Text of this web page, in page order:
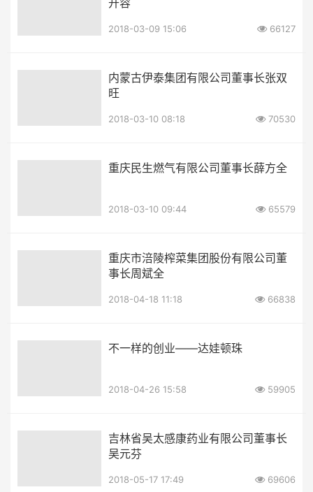
2018-03-09 15:06 66127
内蒙古伊泰集团有限公司董事长张双
旺
2018-03-10 08:18 70530
重庆民生燃气有限公司董事长薛方全
2018-03-10 09:44 65579
重庆市涪陵榨菜集团股份有限公司董
事长周斌全
2018-04-18 11:18 66838
不一样的创业——达娃顿珠
2018-04-26 15:58 59905
吉林省吴太感康药业有限公司董事长
吴元芬
2018-05-17 17:49 69606